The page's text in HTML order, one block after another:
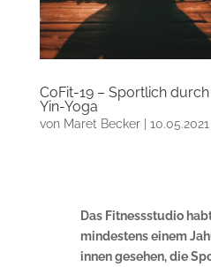
CoFit-19 – Sportlich
Yin-Yoga
von Maret Becker| 10.05.2021
Das Fitnessstudio
mindestens einem
innen gesehen, die